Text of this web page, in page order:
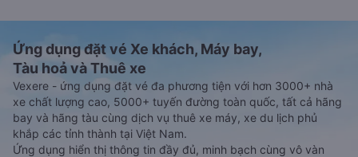
Ứng dụng đặt vé Xe khách, Máy bay,
Tàu hoả và Thuê xe
Vexere - ứng dụng đặt vé đa phương tiện với hơn 3000+ nhà
xe chất lượng cao, 5000+ tuyến đường toàn quốc, tất cả hãng
bay và hãng tàu cùng dịch vụ thuê xe máy, xe du lịch phủ
khắp các tỉnh thành tại Việt Nam.
Ứng dụng hiển thị thông tin đầy đủ, minh bạch cùng vô vàn